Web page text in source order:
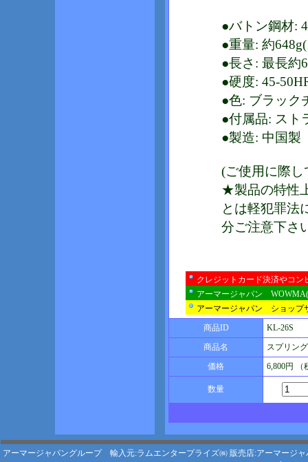
●バトン鋼材:
●重量: 約
●長さ: 最長約
●硬度: 45-
●色: ブラック
●付属品: スト
●製造: 中国製
(ご使用に際
★製品の特性
とは軽犯罪法
分ご注意下さ
クレジットカード決済やコ
アーマージャパン
アーマージャパン ショップ
商品ID
KL-26S
商品名
スプリン
価格
6,800円 （
数量
アーマージャパングループ 輸入元:ラムエンタープライズ㈱ 販売店:アーマージャ